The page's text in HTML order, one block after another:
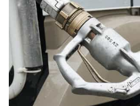
moderne
weiterhin attraktive
Kunden zu generieren.